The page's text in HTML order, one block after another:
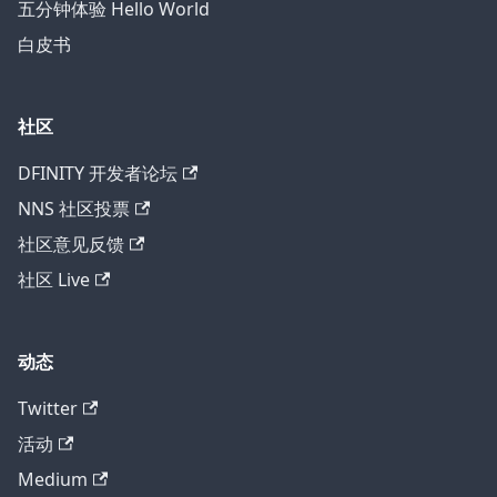
五分钟体验 Hello World
白皮书
社区
DFINITY 开发者论坛
NNS 社区投票
社区意见反馈
社区 Live
动态
Twitter
活动
Medium